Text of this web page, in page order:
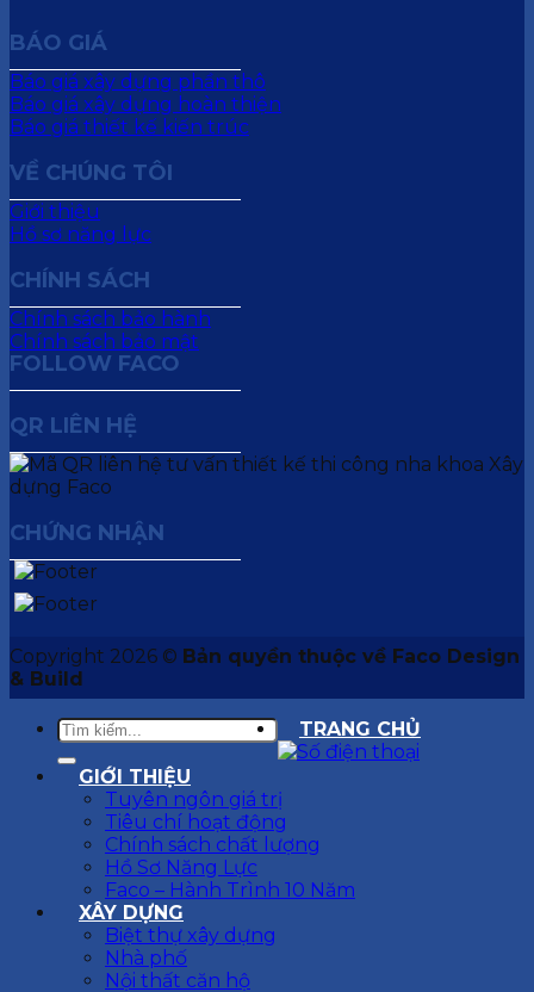
BÁO GIÁ
Báo giá xây dựng phần thô
Báo giá xây dựng hoàn thiện
Báo giá thiết kế kiến trúc
VỀ CHÚNG TÔI
Giới thiệu
Hồ sơ năng lực
CHÍNH SÁCH
Chính sách bảo hành
Chính sách bảo mật
FOLLOW FACO
QR LIÊN HỆ
CHỨNG NHẬN
Copyright 2026 © Bản quyền thuộc về Faco Design
& Build
TRANG CHỦ
GIỚI THIỆU
Tuyên ngôn giá trị
Tiêu chí hoạt động
Chính sách chất lượng
Hồ Sơ Năng Lực
Faco – Hành Trình 10 Năm
XÂY DỰNG
Biệt thự xây dựng
Nhà phố
Nội thất căn hộ